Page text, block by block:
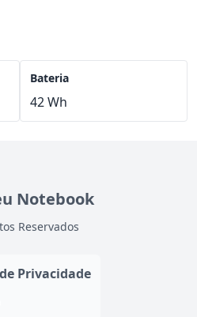
Bateria
42 Wh
Notebook
Reservados
Privacidade